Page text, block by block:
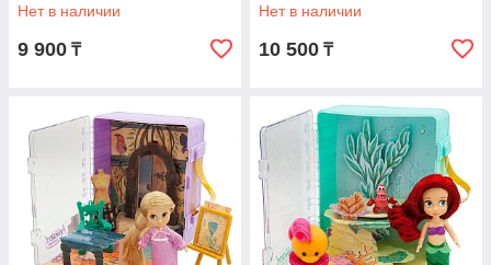
Нет в наличии
9 900 ₸
Нет в наличии
10 500 ₸